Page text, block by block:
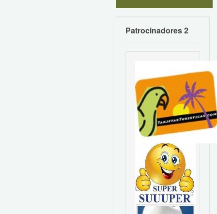
Patrocinadores 2